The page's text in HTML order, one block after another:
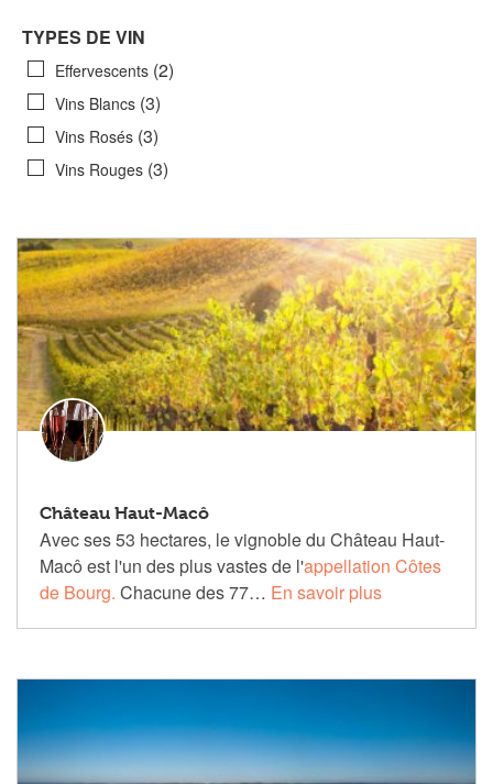
TYPES DE VIN
Effervescents (2)
Vins Blancs (3)
Vins Rosés (3)
Vins Rouges (3)
Château Haut-Macô
Avec ses 53 hectares, le vignoble du Château Haut-
Macô est l'un des plus vastes de l'appellation Côtes
de Bourg. Chacune des 77… En savoir plus